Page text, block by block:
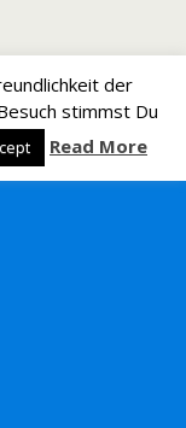
der
stimmst Du
Read More